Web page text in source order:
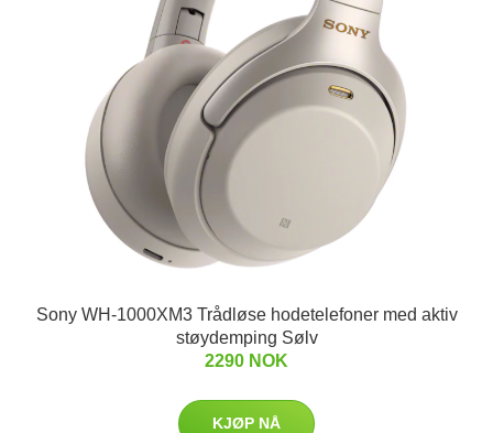
Sony WH-1000XM3 Trådløse hodetelefoner med aktiv
støydemping Sølv
2290 NOK
KJØP NÅ